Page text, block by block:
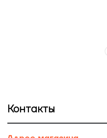
Контакты